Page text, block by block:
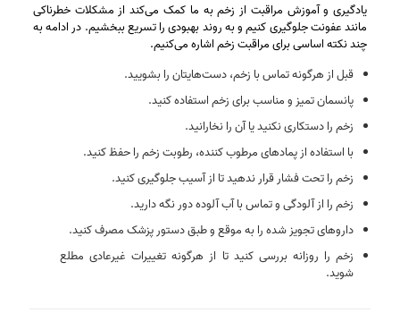
یادگیری و آموزش مراقبت از زخم به ما کمک می‌کند از مشکلات خطرناکی
مانند عفونت جلوگیری کنیم و به روند بهبودی را تسریع ببخشیم. در ادامه به
چند نکته اساسی برای مراقبت زخم اشاره می‌کنیم.
قبل از هرگونه تماس با زخم، دست‌هایتان را بشویید.
پانسمان تمیز و مناسب برای زخم استفاده کنید.
زخم را دستکاری نکنید یا آن را نخارانید.
با استفاده از پمادهای مرطوب‌ کننده، رطوبت زخم را حفظ کنید.
زخم را تحت فشار قرار ندهید تا از آسیب جلوگیری کنید.
زخم را از آلودگی و تماس با آب آلوده دور نگه دارید.
داروهای تجویز شده را به موقع و طبق دستور پزشک مصرف کنید.
زخم را روزانه بررسی کنید تا از هرگونه تغییرات غیرعادی مطلع
شوید.